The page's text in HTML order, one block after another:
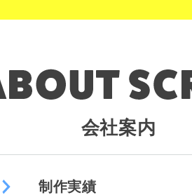
会社案内
制作実績